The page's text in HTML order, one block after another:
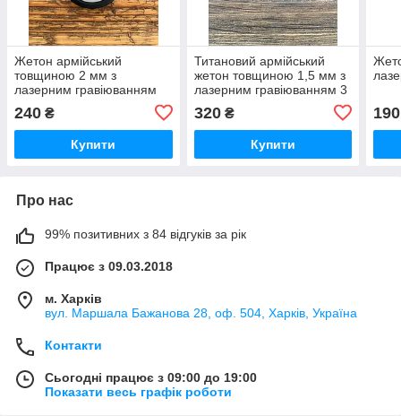
Жетон армійський
товщиною 2 мм з
лазерним гравіюванням
240 ₴
Купити
Титановий армійський
жетон товщиною 1,5 мм з
лазерним гравіюванням 3
320₴
Купити
190
Про нас
99% позитивних з 84 відгуків за рік
Працює з 09.03.2018
м. Харків
вул. Маршала Бажанова 28, оф. 504, Харків, Україна
Контакти
Сьогодні працює з 09:00 до 19:00
Показати весь графік роботи